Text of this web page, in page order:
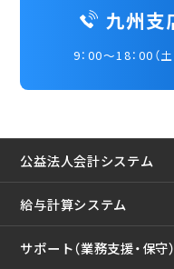
九州
9：00～18：00（
公益法人会計システム
給与計算システム
サポート（業務支援・保守）